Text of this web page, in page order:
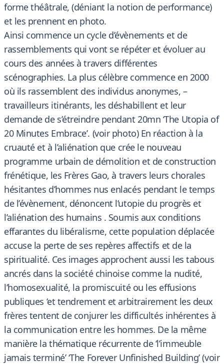
forme théâtrale, (déniant la notion de performance)
et les prennent en photo.
Ainsi commence un cycle d’évènements et de
rassemblements qui vont se répéter et évoluer au
cours des années à travers différentes
scénographies. La plus célèbre commence en 2000
où ils rassemblent des individus anonymes, –
travailleurs itinérants, les déshabillent et leur
demande de s’étreindre pendant 20mn ‘The Utopia of
20 Minutes Embrace’. (voir photo) En réaction à la
cruauté et à l’aliénation que crée le nouveau
programme urbain de démolition et de construction
frénétique, les Frères Gao, à travers leurs chorales
hésitantes d’hommes nus enlacés pendant le temps
de l’évènement, dénoncent l’utopie du progrès et
l’aliénation des humains . Soumis aux conditions
effarantes du libéralisme, cette population déplacée
accuse la perte de ses repères affectifs et de la
spiritualité. Ces images approchent aussi les tabous
ancrés dans la société chinoise comme la nudité,
l’homosexualité, la promiscuité ou les effusions
publiques ‘et tendrement et arbitrairement les deux
frères tentent de conjurer les difficultés inhérentes à
la communication entre les hommes. De la même
manière la thématique récurrente de ‘l’immeuble
jamais terminé’ ‘The Forever Unfinished Building’ (voir